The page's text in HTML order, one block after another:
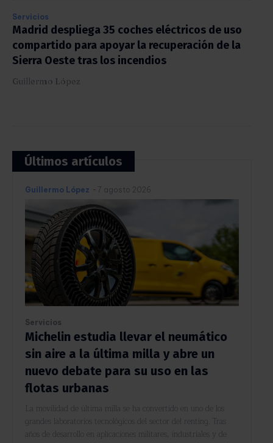
Servicios
Madrid despliega 35 coches eléctricos de uso
compartido para apoyar la recuperación de la
Sierra Oeste tras los incendios
Guillermo López
Últimos artículos
Guillermo López - 7 agosto 2026
Servicios
Michelin estudia llevar el neumático
sin aire a la última milla y abre un
nuevo debate para su uso en las
flotas urbanas
La movilidad de última milla se ha convertido en uno de los
grandes laboratorios tecnológicos del sector del renting. Tras
años de desarrollo en aplicaciones militares, industriales y de